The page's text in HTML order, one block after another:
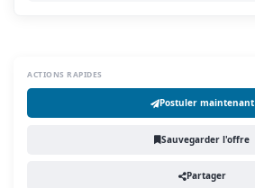
ACTIONS RAPIDES
Postuler maintenant
Sauvegarder l'offre
Partager